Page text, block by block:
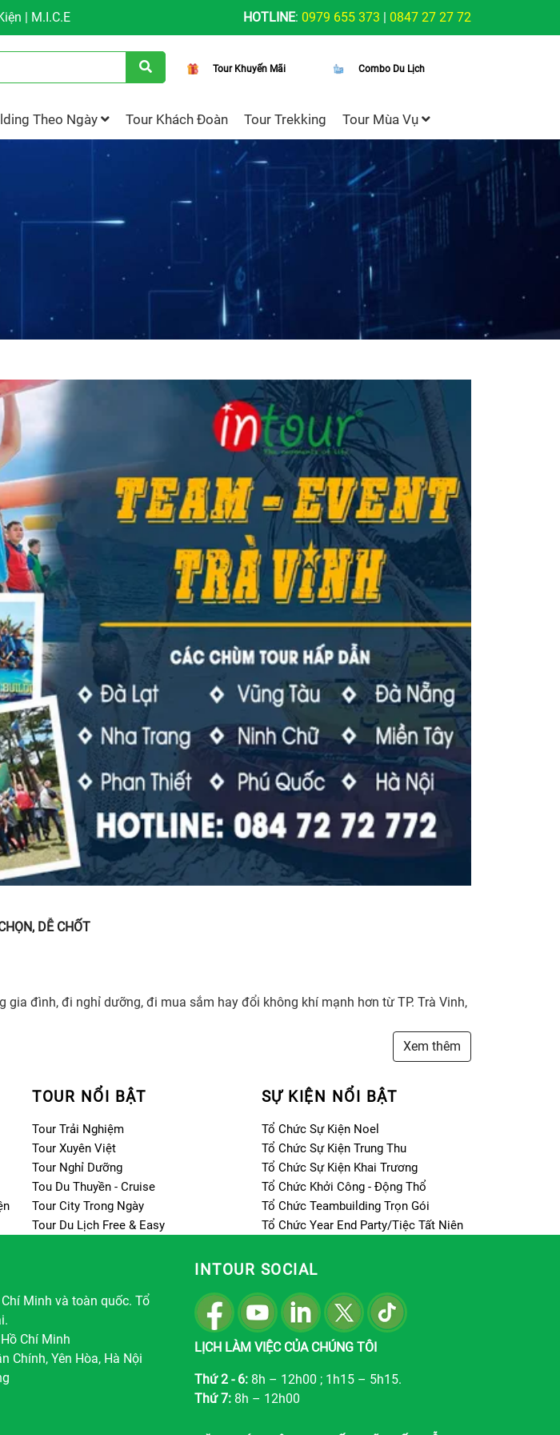
| M.I.C.E HOTLINE: 0979 655 373 | 0847 27 27 72
Tour Khuyến Mãi Combo Du Lịch
Theo Ngày Tour Khách Đoàn Tour Trekking Tour Mùa Vụ
DỄ CHỐT
đình, đi nghỉ dưỡng, đi mua sắm hay đổi không khí mạnh hơn từ TP. Trà Vinh,
Xem thêm
TOUR NỔI BẬT
Tour Trải Nghiệm
Tour Xuyên Việt
Tour Nghỉ Dưỡng
Tou Du Thuyền - Cruise
Tour City Trong Ngày
Tour Du Lịch Free & Easy
SỰ KIỆN NỔI BẬT
Tổ Chức Sự Kiện Noel
Tổ Chức Sự Kiện Trung Thu
Tổ Chức Sự Kiện Khai Trương
Tổ Chức Khởi Công - Động Thổ
Tổ Chức Teambuilding Trọn Gói
Tổ Chức Year End Party/Tiệc Tất Niên
Minh và toàn quốc. Tổ
Chí Minh
Chính, Yên Hòa, Hà Nội
INTOUR SOCIAL
LỊCH LÀM VIỆC CỦA CHÚNG TÔI
Thứ 2 - 6: 8h – 12h00 ; 1h15 – 5h15.
Thứ 7: 8h – 12h00